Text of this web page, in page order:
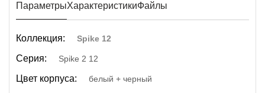
ПараметрыХарактеристикиФайлы
Коллекция: Spike 12
Серия: Spike 2 12
Цвет корпуса: белый + черный